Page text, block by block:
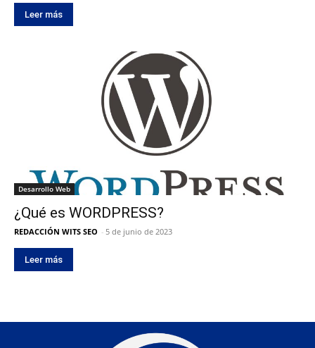
Leer más
Desarrollo Web
¿Qué es WORDPRESS?
REDACCIÓN WITS SEO - 5 de junio de 2023
Leer más